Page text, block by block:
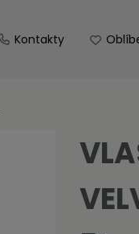
Kontakty